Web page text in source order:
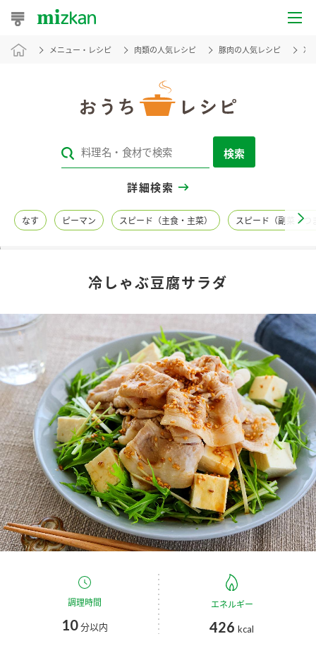
おうちレシピ
レシピカテゴリ一覧
レシピ名特集
商品カテゴリ
酢 調味酢
お酢ドリンク ぽん酢
みりん風・料理酒 鍋用調味料
つゆ たれ
スープ 中華
新商品一覧
キャンペーン情報
ブランド・スペシャルサイト
ブランド・スペシャルサイト トップ
商品ブランドサイト
Fibee（ファイビー）
くらしプラ酢
お酢ドリンク
企業情報
国内事業概要
企業理念
ミツカンを知る
環境への取り組み
メニュー・レシピ 肉類の人気レシピ 豚肉の人気レシピ 冷
検索
詳細検索
なす ピーマン スピード（主食・主菜） スピード（副菜・つ
冷しゃぶ豆腐サラダ
調理時間
10分以内
エネルギー
426 kcal